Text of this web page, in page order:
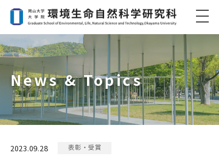
News & Topics
2023.09.28 表彰・受賞